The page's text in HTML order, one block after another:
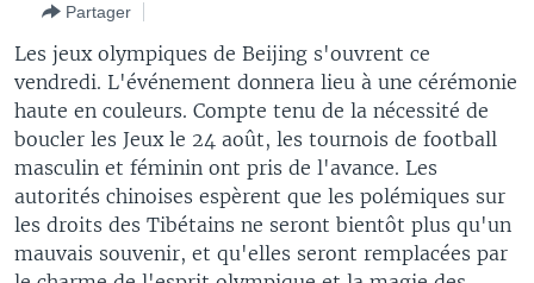
Retour
la
recherche
SPORT
WASHINGTON FORUM
CORRESPONDANT VOA
FOCUS SAHEL
REPORTAGES
VOUS + NOUS
CARNET DE SANTÉ
À VOTRE AVIS
VOTRE SANTÉ VOTRE AVENIR
LE MONDE AU FÉMININ
L'AMÉRIQUE ET VOUS
DIALOGUE DES RELIGIONS
RM SHOW
BAMBARA
FULFULDE
LINGALA
SANGO
Apprenez L'anglais
SUIVEZ-NOUS
Langues
Partager
Les jeux olympiques de Beijing s'ouvrent ce
vendredi. L'événement donnera lieu à une cérémonie
haute en couleurs. Compte tenu de la nécessité de
boucler les Jeux le 24 août, les tournois de football
masculin et féminin ont pris de l'avance. Les
autorités chinoises espèrent que les polémiques sur
les droits des Tibétains ne seront bientôt plus qu'un
mauvais souvenir, et qu'elles seront remplacées par